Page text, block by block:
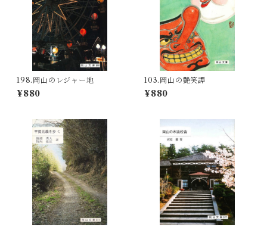
198.岡山のレジャー地
¥880
103.岡山の艶笑譚
¥880